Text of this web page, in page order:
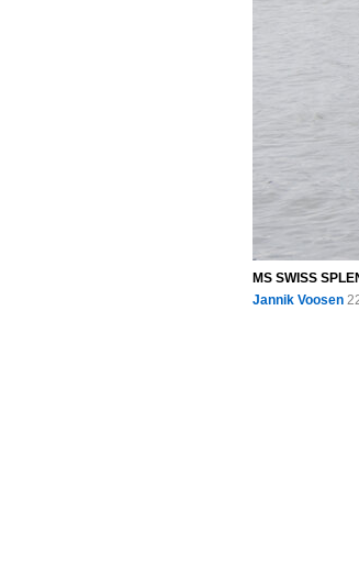
MS SWISS
Jannik Voosen